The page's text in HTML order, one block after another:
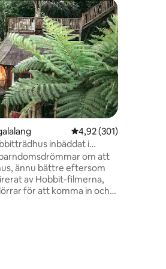
144 omdömen
4,92 av 5 i
4,92 (301)
inbäddat i
om att
ännu bättre eftersom
av Hobbit-filmerna,
för att komma in och